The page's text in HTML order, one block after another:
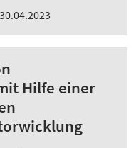
Hilfe einer